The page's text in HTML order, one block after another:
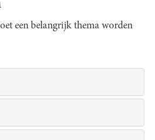
een belangrijk thema worden